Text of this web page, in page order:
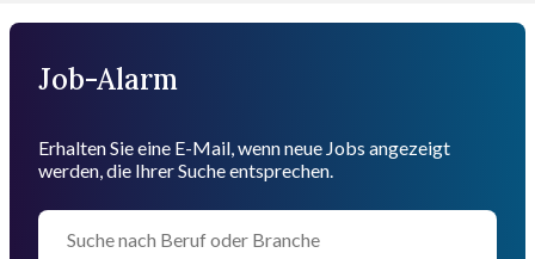
Job-Alarm
Erhalten Sie eine E-Mail, wenn neue Jobs angezeigt
werden, die Ihrer Suche entsprechen.